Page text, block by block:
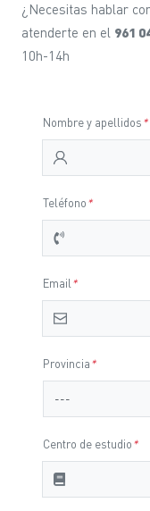
¿Necesitas hablar
atenderte en el 961
10h-14h
Nombre y apellidos*
Teléfono*
Email *
Provincia*
Centro de estudio*